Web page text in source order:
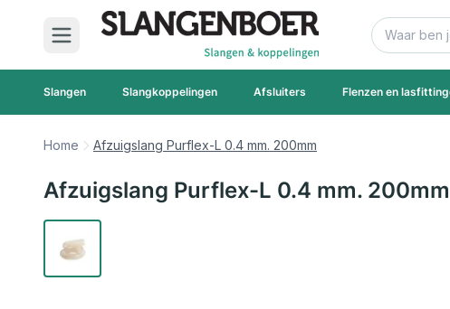
Ga naar de inhoud
Zoek
Slangen Slangkoppelingen Afsluiters Flenzen en
Home Afzuigslang Purflex-L 0.4 mm. 200mm
Afzuigslang Purflex-L 0.4 mm. 200mm